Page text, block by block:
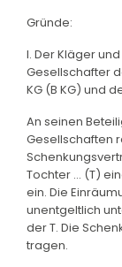
Gründe:
I. Der Kläger
Gesellschafter
KG (B KG) und
An seinen
Gesellschaften
Tochter ... (T)
ein. Die
unentgeltlich
der T. Die
tragen.